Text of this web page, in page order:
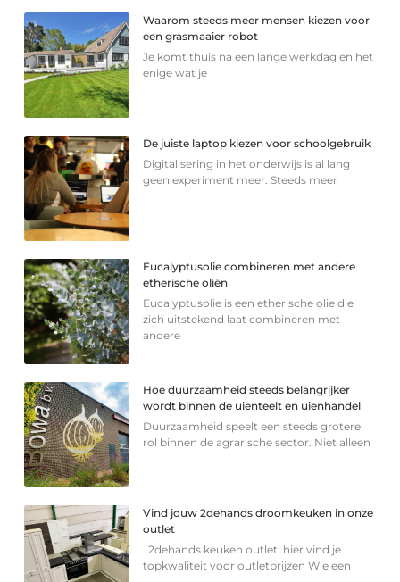
Waarom steeds meer mensen kiezen voor
een grasmaaier robot
Je komt thuis na een lange werkdag en het
enige wat je
De juiste laptop kiezen voor schoolgebruik
Digitalisering in het onderwijs is al lang
geen experiment meer. Steeds meer
Eucalyptusolie combineren met andere
etherische oliën
Eucalyptusolie is een etherische olie die
zich uitstekend laat combineren met
andere
Hoe duurzaamheid steeds belangrijker
wordt binnen de uienteelt en uienhandel
Duurzaamheid speelt een steeds grotere
rol binnen de agrarische sector. Niet alleen
Vind jouw 2dehands droomkeuken in onze
outlet
2dehands keuken outlet: hier vind je
topkwaliteit voor outletprijzen Wie een